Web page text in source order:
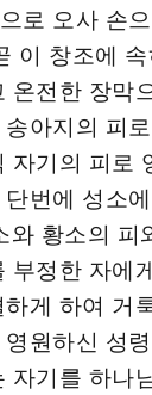
로 오사 손
이 창조에
온전한 장막
아지의 피
자기의 피로
번에 성소
와 황소의 피
부정한 자에
게 하여 거
원하신 성
자기를 하나